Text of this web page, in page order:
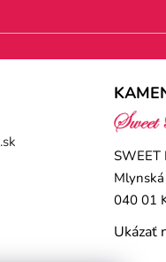
SWEET
040 01
Ukázať